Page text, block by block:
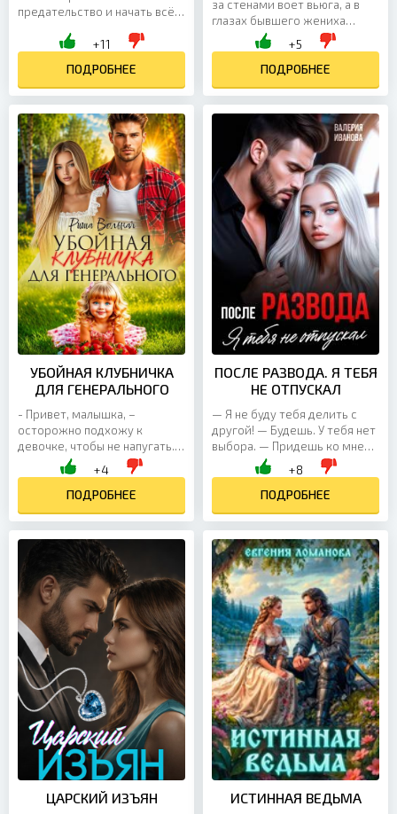
предательство и начать всё с
новую жизнь, кирпичик за
+11
ПОДРОБНЕЕ
за стенами воет вьюга, а в
глазах бывшего жениха
полыхает опасный огонь. Он
не хочет меня отпускать. Но
что это:...
+5
ПОДРОБНЕЕ
УБОЙНАЯ КЛУБНИЧКА
ДЛЯ ГЕНЕРАЛЬНОГО
- Привет, малышка, –
осторожно подхожу к
девочке, чтобы не напугать. -
Я не малышка, – гордо
выпятив подбородок,
перемазанный моей же
клубникой,...
+4
ПОДРОБНЕЕ
ПОСЛЕ РАЗВОДА. Я ТЕБЯ
НЕ ОТПУСКАЛ
— Я не буду тебя делить с
другой! — Будешь. У тебя нет
выбора. — Придешь ко мне
до или после вашей брачной
ночи?! Может, мне стоит
выйти и...
+8
ПОДРОБНЕЕ
ЦАРСКИЙ ИЗЪЯН ИСТИННАЯ ВЕДЬМА